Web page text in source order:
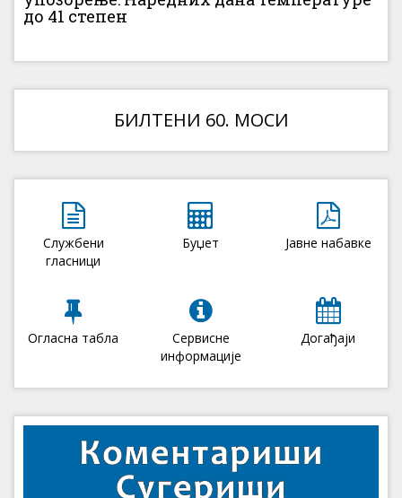
до 41 степен
БИЛТЕНИ 60. МОСИ
Службени
гласници
Буџет Јавне набавке
Огласна табла
Сервисне
информације
Догађаји